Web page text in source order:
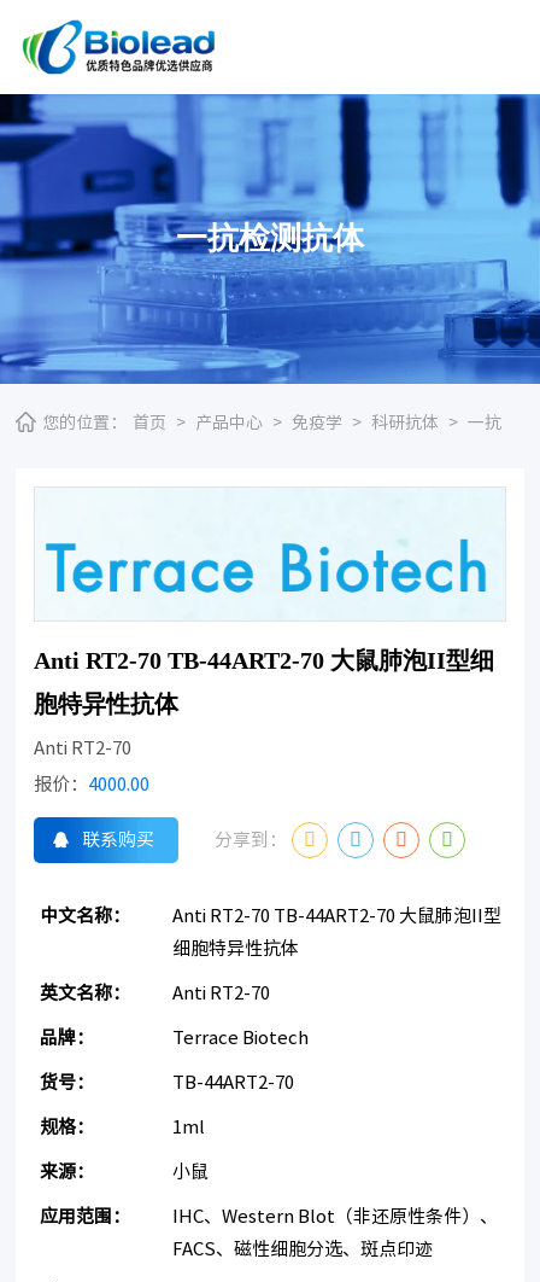
一抗检测抗体
您的位置： 首页 > 产品中心 > 免疫学 > 科研抗体 > 一抗
Anti RT2-70 TB-44ART2-70 大鼠肺泡II型细
胞特异性抗体
Anti RT2-70
报价： 4000.00
联系购买 分享到：
中文名称：
Anti RT2-70 TB-44ART2-70 大鼠肺泡II型
细胞特异性抗体
英文名称： Anti RT2-70
品牌： Terrace Biotech
货号： TB-44ART2-70
规格： 1ml
来源： 小鼠
应用范围：
IHC、Western Blot（非还原性条件）、
FACS、磁性细胞分选、斑点印迹